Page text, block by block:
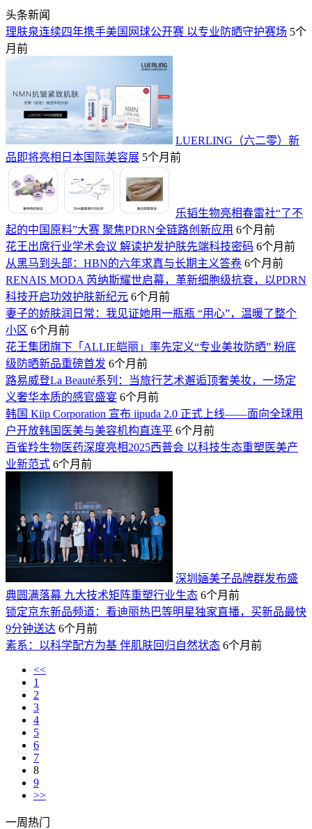
头条新闻
理肤泉连续四年携手美国网球公开赛 以专业防晒守护赛场 5个
月前
LUERLING（六二零）新
品即将亮相日本国际美容展 5个月前
乐韬生物亮相春雷社“了不
起的中国原料”大赛 聚焦PDRN全链路创新应用 6个月前
花王出席行业学术会议 解读护发护肤先端科技密码 6个月前
从黑马到头部：HBN的六年求真与长期主义答卷 6个月前
RENAIS MODA 芮纳斯耀世启幕，革新细胞级抗衰，以PDRN
科技开启功效护肤新纪元 6个月前
妻子的娇肤润日常：我见证她用一瓶瓶 “用心”，温暖了整个
小区 6个月前
花王集团旗下「ALLIE皑丽」率先定义“专业美妆防晒” 粉底
级防晒新品重磅首发 6个月前
路易威登La Beauté系列：当旅行艺术邂逅顶奢美妆，一场定
义奢华本质的感官盛宴 6个月前
韩国 Kiip Corporation 宣布 iipuda 2.0 正式上线——面向全球用
户开放韩国医美与美容机构直连平 6个月前
百雀羚生物医药深度亮相2025西普会 以科技生态重塑医美产
业新范式 6个月前
深圳婳美子品牌群发布盛
典圆满落幕 九大技术矩阵重塑行业生态 6个月前
锁定京东新品频道：看迪丽热巴等明星独家直播，买新品最快
9分钟送达 6个月前
素系：以科学配方为基 伴肌肤回归自然状态 6个月前
<<
1
2
3
4
5
6
7
8
9
>>
一周热门